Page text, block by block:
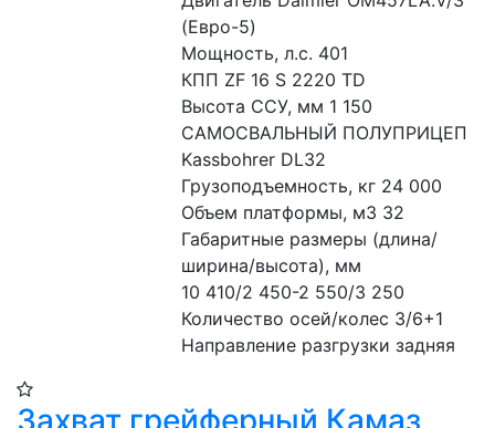
(Евро-5)
Мощность, л.с. 401
КПП ZF 16 S 2220 TD
Высота ССУ, мм 1 150
САМОСВАЛЬНЫЙ ПОЛУПРИЦЕП
Kassbohrer DL32
Грузоподъемность, кг 24 000
Объем платформы, м3 32
Габаритные размеры (длина/
ширина/высота), мм
10 410/2 450-2 550/3 250
Количество осей/колес 3/6+1
Направление разгрузки задняя
Захват грейферный Камаз